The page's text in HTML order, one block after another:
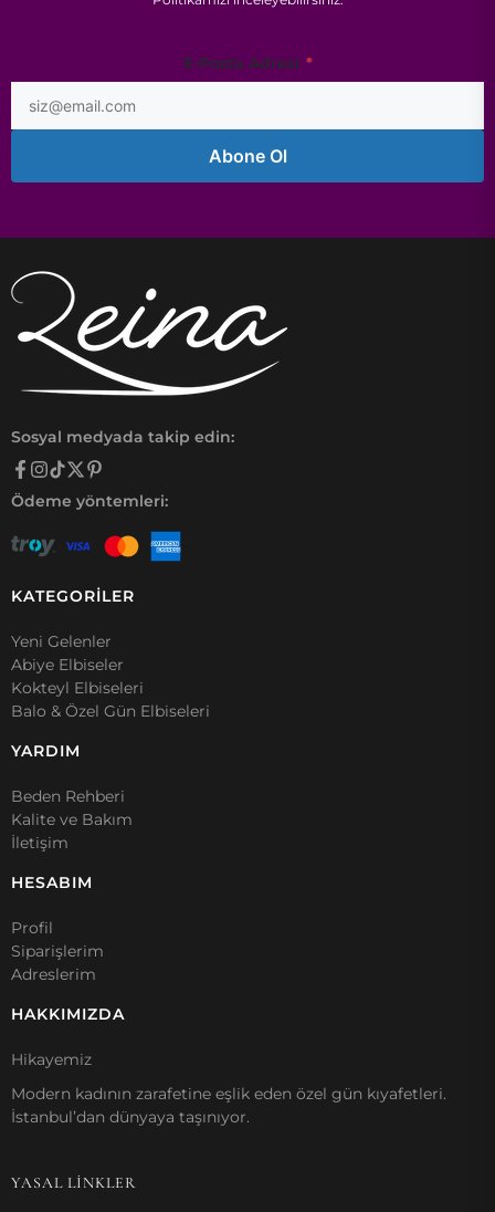
Posta
Adresi
E-Posta Adresi *
Abone Ol
Sosyal medyada takip edin:
Ödeme yöntemleri:
KATEGORİLER
Yeni Gelenler
Abiye Elbiseler
Kokteyl Elbiseleri
Balo & Özel Gün Elbiseleri
YARDIM
Beden Rehberi
Kalite ve Bakım
İletişim
HESABIM
Profil
Siparişlerim
Adreslerim
HAKKIMIZDA
Hikayemiz
Modern kadının zarafetine eşlik eden özel gün kıyafetleri.
İstanbul’dan dünyaya taşınıyor.
YASAL LİNKLER